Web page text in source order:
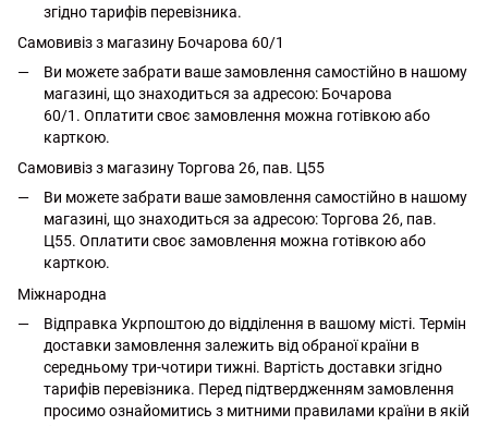
згідно тарифів перевізника.
Самовивіз з магазину Бочарова 60/1
Ви можете забрати ваше замовлення самостійно в нашому
магазині, що знаходиться за адресою: Бочарова
60/1. Оплатити своє замовлення можна готівкою або
карткою.
Самовивіз з магазину Торгова 26, пав. Ц55
Ви можете забрати ваше замовлення самостійно в нашому
магазині, що знаходиться за адресою: Торгова 26, пав.
Ц55. Оплатити своє замовлення можна готівкою або
карткою.
Міжнародна
Відправка Укрпоштою до відділення в вашому місті. Термін
доставки замовлення залежить від обраної країни в
середньому три-чотири тижні. Вартість доставки згідно
тарифів перевізника. Перед підтвердженням замовлення
просимо ознайомитись з митними правилами країни в якій